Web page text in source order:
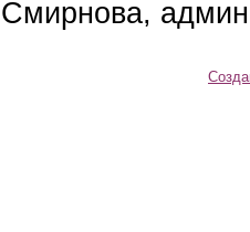
Смирнова,